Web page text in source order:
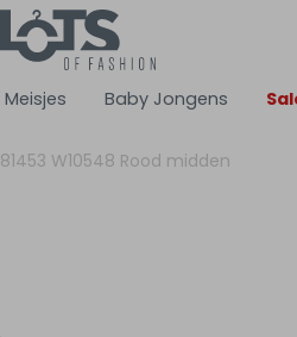
Baby Jongens
W10548 Rood midden